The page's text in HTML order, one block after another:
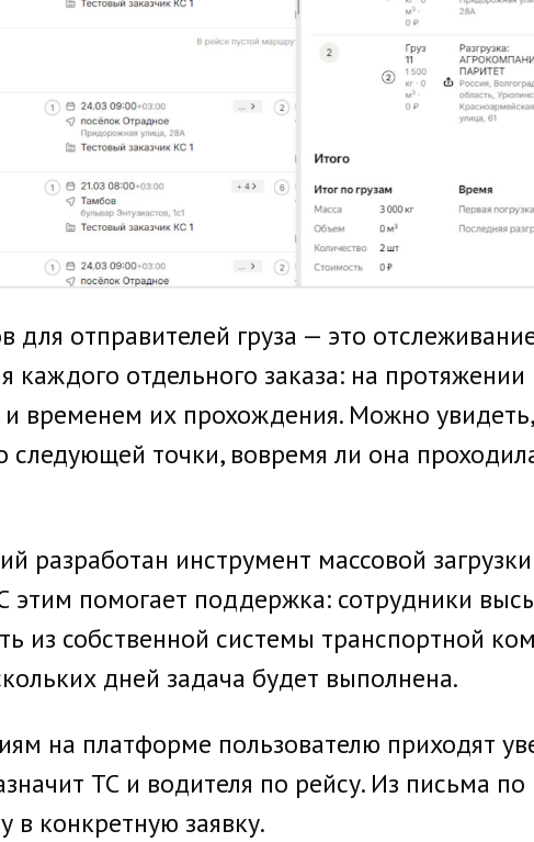
отправителей груза — это
отдельного заказа: на протяжении
временем их прохождения. Можно
следующей точки, вовремя ли она
разработан инструмент массовой
этим помогает поддержка: сотрудники
из собственной системы транспортной
дней задача будет выполнена.
на платформе пользователю приходят
ТС и водителя по рейсу. Из письма
в конкретную заявку.